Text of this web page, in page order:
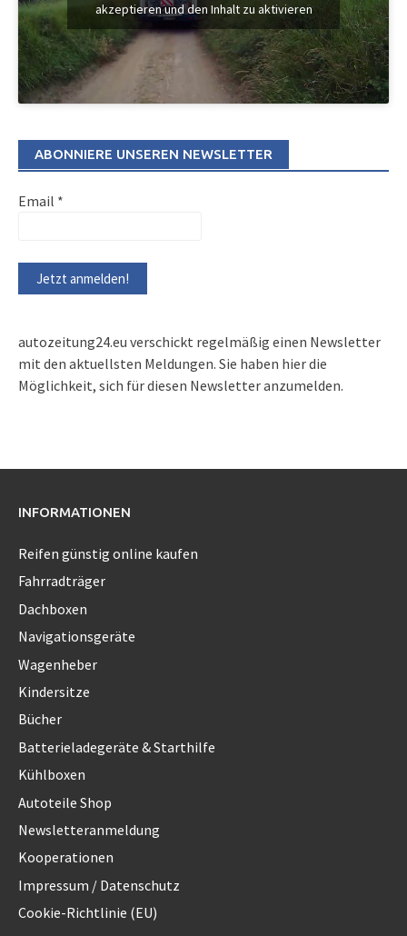
akzeptieren und den Inhalt zu aktivieren
ABONNIERE UNSEREN NEWSLETTER
Email *
autozeitung24.eu verschickt regelmäßig einen Newsletter
mit den aktuellsten Meldungen. Sie haben hier die
Möglichkeit, sich für diesen Newsletter anzumelden.
INFORMATIONEN
Reifen günstig online kaufen
Fahrradträger
Dachboxen
Navigationsgeräte
Wagenheber
Kindersitze
Bücher
Batterieladegeräte & Starthilfe
Kühlboxen
Autoteile Shop
Newsletteranmeldung
Kooperationen
Impressum / Datenschutz
Cookie-Richtlinie (EU)